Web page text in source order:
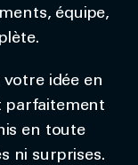
équipe,
idée en
parfaitement
en toute
ni surprises.